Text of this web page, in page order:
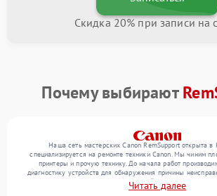
Скидка 20% при записи на
Почему выбирают
Наша сеть мастерских Canon RemSupport открыта в
специализируется на ремонте техники Canon. Мы чиним
принтеры и прочую технику. До начала работ
диагностику устройств для обнаружения причины
клиентом состав необходимых операций и их стоимость,
заменой деталей по необходимости. После работ
Читать далее